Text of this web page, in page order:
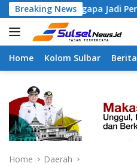
Skip
to
content
Breaking NewsJadi Percontohan
Home Kolom Sulbar Berita
Home Daerah